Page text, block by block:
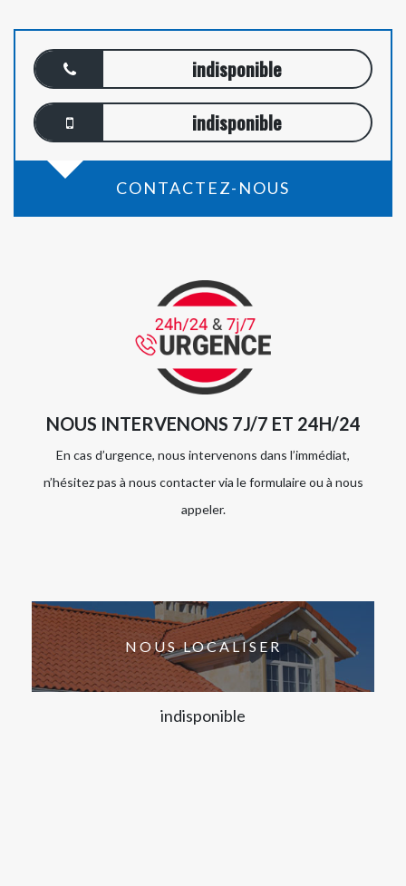
indisponible
indisponible
CONTACTEZ-NOUS
NOUS INTERVENONS 7J/7 ET 24H/24
En cas d’urgence, nous intervenons dans l’immédiat,
n’hésitez pas à nous contacter via le formulaire ou à nous
appeler.
NOUS LOCALISER
indisponible